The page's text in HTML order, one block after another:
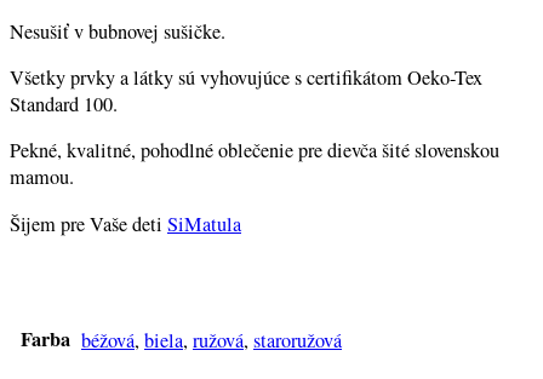
Nesušiť v bubnovej sušičke.
Všetky prvky a látky sú vyhovujúce s certifikátom Oeko-Tex
Standard 100.
Pekné, kvalitné, pohodlné oblečenie pre dievča šité slovenskou
mamou.
Šijem pre Vaše deti SiMatula
Farba béžová, biela, ružová, staroružová